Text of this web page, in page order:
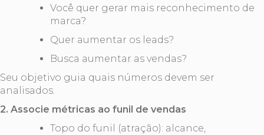
Você quer gerar mais reconhecimento de
marca?
Quer aumentar os leads?
Busca aumentar as vendas?
Seu objetivo guia quais números devem ser
analisados.
2. Associe métricas ao funil de vendas
Topo do funil (atração): alcance,